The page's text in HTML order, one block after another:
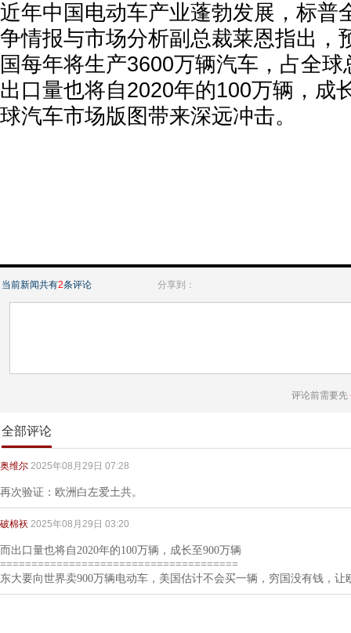
近年中国电动车产业蓬勃发展，标普
争情报与市场分析副总裁莱恩指出，
国每年将生产3600万辆汽车，占全
出口量也将自2020年的100万辆，成
球汽车市场版图带来深远冲击。
当前新闻共有2条评论 分享到：
评论前需要先
全部评论
奥维尔 2025年08月29日 07:28
再次验证：欧洲白左爱土共。
破棉袄 2025年08月29日 03:20
而出口量也将自2020年的100万辆，成长至900万辆
======================================
东大要向世界卖900万辆电动车，美国估计不会买一辆，穷国没有钱，